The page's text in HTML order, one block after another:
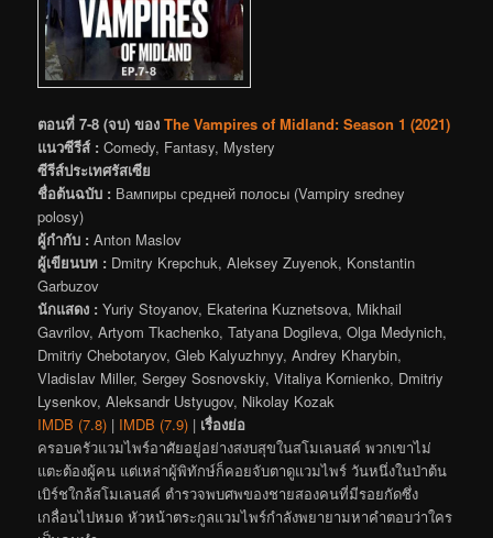
ตอนที่ 7-8 (จบ) ของ The Vampires of Midland: Season 1 (2021)
แนวซีรีส์ : Comedy, Fantasy, Mystery
ซีรีส์ประเทศรัสเซีย
ชื่อต้นฉบับ : Вампиры средней полосы (Vampiry sredney
polosy)
ผู้กำกับ : Anton Maslov
ผู้เขียนบท : Dmitry Krepchuk, Aleksey Zuyenok, Konstantin
Garbuzov
นักแสดง : Yuriy Stoyanov, Ekaterina Kuznetsova, Mikhail
Gavrilov, Artyom Tkachenko, Tatyana Dogileva, Olga Medynich,
Dmitriy Chebotaryov, Gleb Kalyuzhnyy, Andrey Kharybin,
Vladislav Miller, Sergey Sosnovskiy, Vitaliya Kornienko, Dmitriy
Lysenkov, Aleksandr Ustyugov, Nikolay Kozak
IMDB (7.8) | IMDB (7.9) | เรื่องย่อ
ครอบครัวแวมไพร์อาศัยอยู่อย่างสงบสุขในสโมเลนสค์ พวกเขาไม่
แตะต้องผู้คน แต่เหล่าผู้พิทักษ์ก็คอยจับตาดูแวมไพร์ วันหนึ่งในป่าต้น
เบิร์ชใกล้สโมเลนสค์ ตำรวจพบศพของชายสองคนที่มีรอยกัดซึ่ง
เกลื่อนไปหมด หัวหน้าตระกูลแวมไพร์กำลังพยายามหาคำตอบว่าใคร